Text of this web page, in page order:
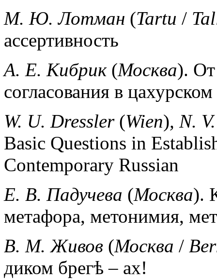
М. Ю. Лотман (Tartu /
ассертивность
А. Е. Кибрик(Москва). От
согласования в
W. U. Dressler(Wien), N.
Basic Questions in
Contemporary Russian
E. В. Падучева (Москва).
метафора, метонимия,
В. М. Живов (Москва /
диком брегѣ – ах!